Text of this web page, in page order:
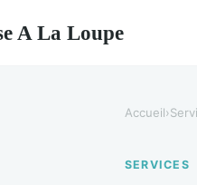
A La Loupe
Accueil›
SERVICES